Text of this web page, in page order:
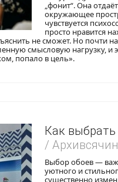
„фонит“. Она
окружающее
чувствуется
просто нравится
не сможет. Но почти
смысловую нагрузку, и
попало в цель».
Как
/
Выбор обоев —
уютного и
существенно